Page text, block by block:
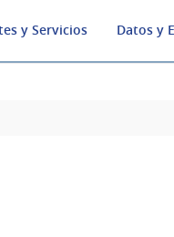
y Servicios Datos y